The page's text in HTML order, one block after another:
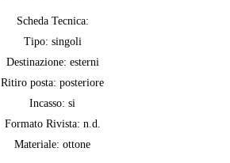
Scheda Tecnica:
Tipo: singoli
Destinazione: esterni
Ritiro posta: posteriore
Incasso: si
Formato Rivista: n.d.
Materiale: ottone